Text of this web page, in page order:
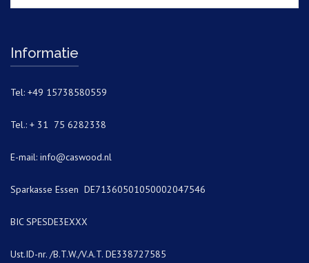
Informatie
Tel: +49 15738580559
Tel.: + 31 75 6282338
E-mail: info@caswood.nl
Sparkasse Essen DE71360501050002047546
BIC SPESDE3EXXX
Ust.ID-nr. /B.T.W./V.A.T. DE338727585